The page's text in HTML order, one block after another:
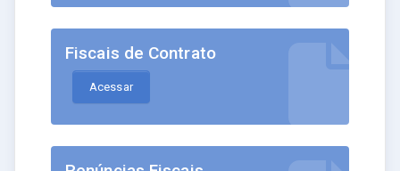
Fiscais de Contrato
Acessar